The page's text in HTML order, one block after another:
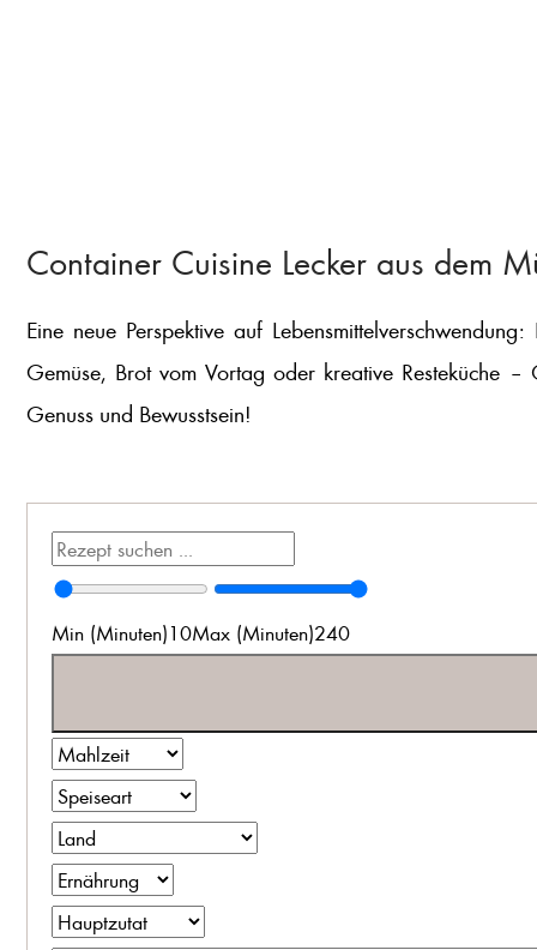
Container Cuisine Lecker aus dem
Eine neue Perspektive auf
Gemüse, Brot vom Vortag oder kreative Resteküche
Genuss und Bewusstsein!
Min (Minuten)10Max (Minuten)240